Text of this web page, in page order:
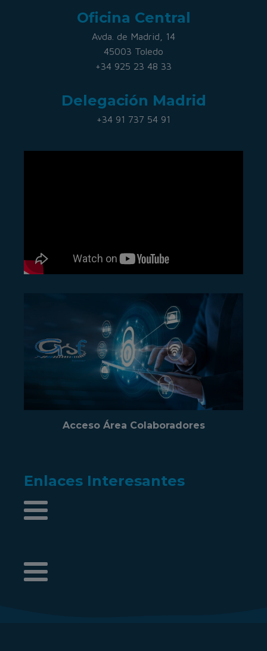
Oficina Central
Avda. de Madrid, 14
45003 Toledo
+34 925 23 48 33
Delegación Madrid
+34 91 737 54 91
Acceso Área Colaboradores
Enlaces Interesantes